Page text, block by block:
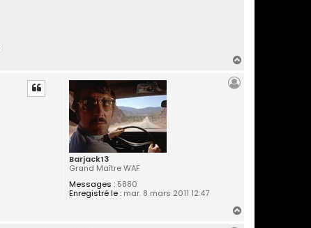
Barjack13
Grand Maître WAF
Messages :5880
Enregistré le :mar. 8 mars 2011 12:47